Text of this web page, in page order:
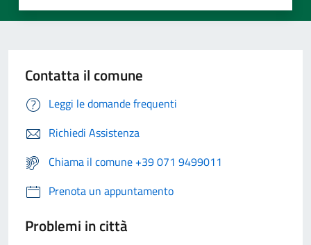
Contatta il comune
Leggi le domande frequenti
Richiedi Assistenza
Chiama il comune +39 071 9499011
Prenota un appuntamento
Problemi in città